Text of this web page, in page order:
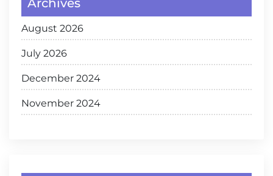
Archives
August 2026
July 2026
December 2024
November 2024